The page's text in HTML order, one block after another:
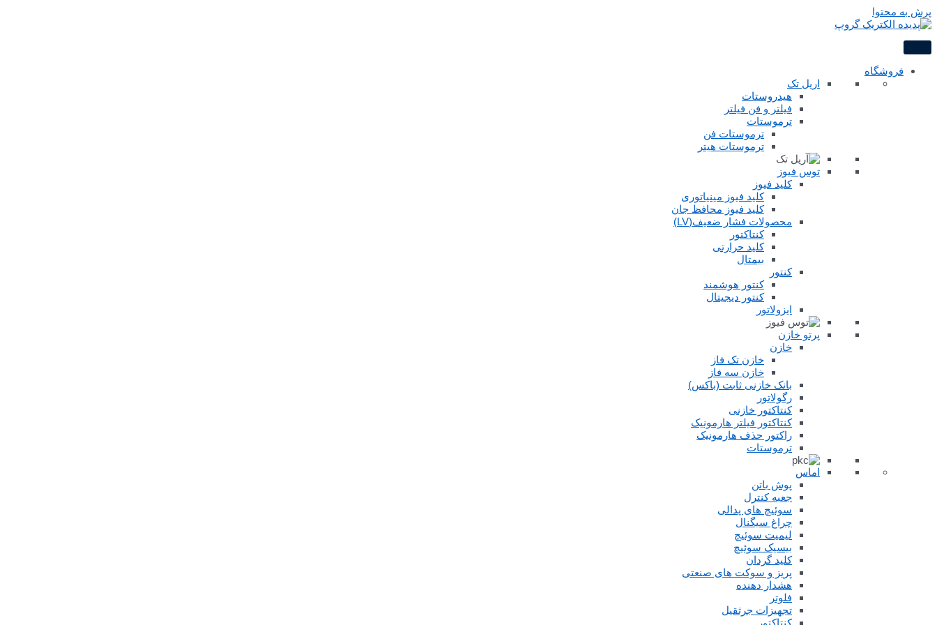
پرش به محتوا
فروشگاه
اریل تک
هیدروستات
فیلتر و فن فیلتر
ترموستات
ترموستات فن
ترموستات هیتر
توس فیوز
کلید فیوز
کلید فیوز مینیاتوری
کلید فیوز محافظ جان
محصولات فشار ضعیف(LV)
کنتاکتور
کلید حرارتی
بیمتال
کنتور
کنتور هوشمند
کنتور دیجیتال
ایزولاتور
پرتو خازن
خازن
خازن تک فاز
خازن سه فاز
بانک خازنی ثابت (باکس)
رگولاتور
کنتاکتور خازنی
کنتاکتور فیلتر هارمونیک
راکتور حذف هارمونیک
ترموستات
اماس
پوش باتن
جعبه کنترل
سوئیچ های پدالی
چراغ سیگنال
لیمیت سوئیچ
بیسیک سوئیچ
کلید گردان
پریز و سوکت های صنعتی
هشدار دهنده
فلوتر
تجهیزات جرثقیل
کنتاکتور